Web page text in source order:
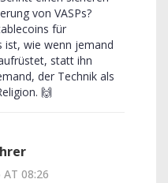
von VASPs?
für
ist, wie wenn jemand
statt ihn
der Technik als
🙌
08:26